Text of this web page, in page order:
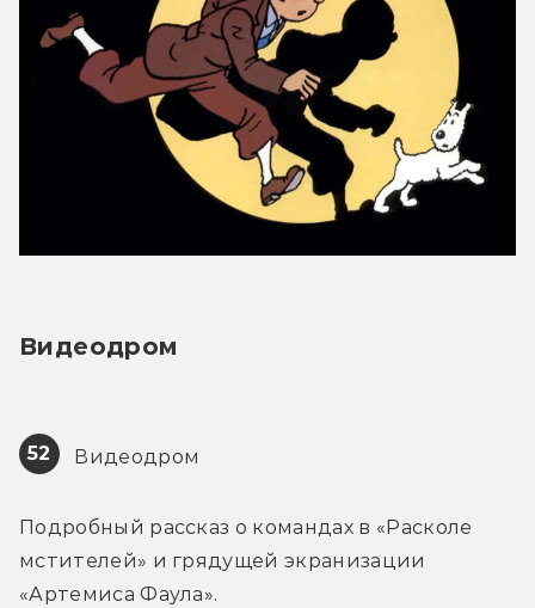
Видеодром
52 Видеодром
Подробный рассказ о командах в «Расколе
мстителей» и грядущей экранизации
«Артемиса Фаула».